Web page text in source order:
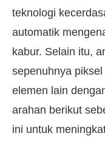
teknologi
automatik
kabur. Selain itu,
sepenuhnya
elemen lain
arahan berikut
ini untuk